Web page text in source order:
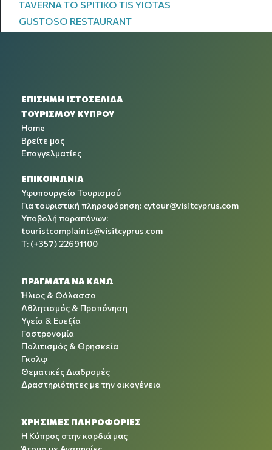
TAVERNA TO SPITIKO TIS YIOTAS
GUSTOSO RESTAURANT
ΕΠΙΣΗΜΗ ΙΣΤΟΣΕΛΙΔΑ
ΤΟΥΡΙΣΜΟΥ ΚΥΠΡΟΥ
Home
Βρείτε μας
Επαγγελματίες
ΕΠΙΚΟΙΝΩΝΙΑ
Υφυπουργείο Τουρισμού
Για τουριστική πληροφόρηση: cytour@visitcyprus.com
Υποβολή παραπόνων:
touristcomplaints@visitcyprus.com
T: (+357) 22691100
ΠΡΑΓΜΑΤΑ ΝΑ ΚΑΝΩ
Ήλιος & Θάλασσα
Αθλητισμός & Προπόνηση
Υγεία & Ευεξία
Γαστρονομία
Πολιτισμός & Θρησκεία
Γκολφ
Θεματικές Διαδρομές
Δραστηριότητες με την οικογένεια
ΧΡΉΣΙΜΕΣ ΠΛΗΡΟΦΟΡΊΕΣ
Η Κύπρος στην καρδιά μας